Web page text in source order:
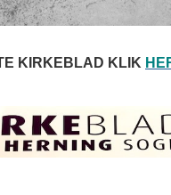
KIRKEBLAD KLIK